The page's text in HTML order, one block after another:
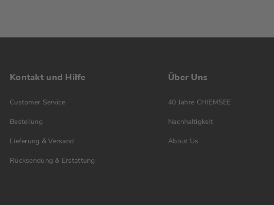
Kontakt und Hilfe
Customer Service
Bestellung
Lieferung & Versand
Rücksendung & Erstattung
Über Uns
40 Jahre CHIEMSEE
Nachhaltigkeit
About Us